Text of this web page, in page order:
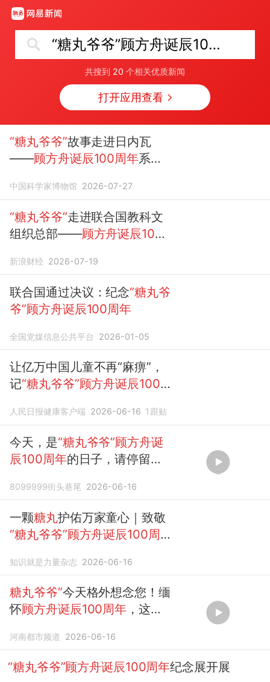
“糖丸爷爷”顾方舟诞辰100周年
共搜到 20 个相关优质新闻
打开应用查看
“糖丸爷爷”故事走进日内瓦
——顾方舟诞辰100周年系列
中国科学家博物馆 2026-07-27
“糖丸爷爷”走进联合国教科文
组织总部——顾方舟诞辰100
新浪财经 2026-07-19
联合国通过决议：纪念“糖丸爷
爷”顾方舟诞辰100周年
全国党媒信息公共平台 2026-01-05
让亿万中国儿童不再“麻痹”，
记“糖丸爷爷”顾方舟诞辰100
人民日报健康客户端 2026-06-16 1 跟贴
今天，是“糖丸爷爷”顾方舟诞
辰100周年的日子，请停留片
爷#顾方舟#向...
8099999街头巷尾 2026-06-16
一颗糖丸护佑万家童心｜致敬
“糖丸爷爷”顾方舟诞辰100周
知识就是力量杂志 2026-06-16
糖丸爷爷”今天格外想念您！缅
怀顾方舟诞辰100周年 ，这颗
河南都市频道 2026-06-16
“糖丸爷爷”顾方舟诞辰100周年纪念展开展